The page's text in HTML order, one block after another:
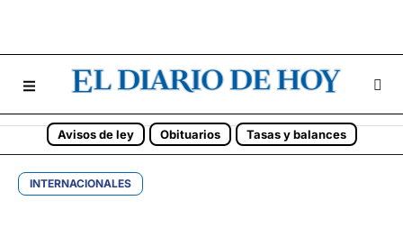
Avisos de ley Obituarios Tasas y balances
INTERNACIONALES